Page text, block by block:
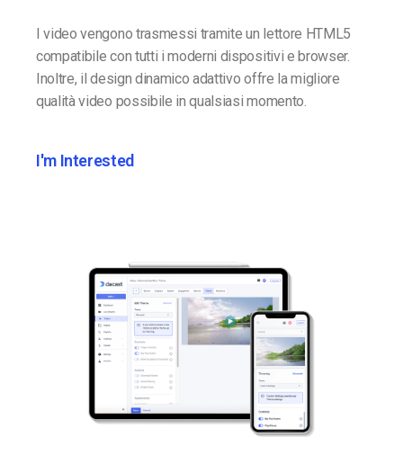
I video vengono trasmessi tramite un lettore HTML5
compatibile con tutti i moderni dispositivi e browser.
Inoltre, il design dinamico adattivo offre la migliore
qualità video possibile in qualsiasi momento.
I'm Interested